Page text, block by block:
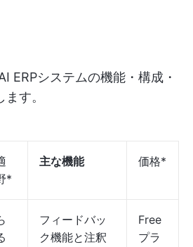
ERPシステムの機能・構成・
す。
*
主な機能 価格*
フィードバッ
ク機能と注釈
Free
プラ